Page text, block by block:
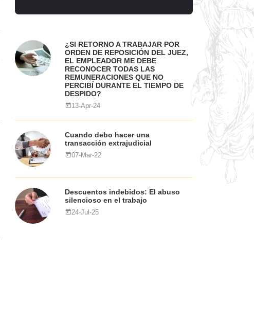
¿SI RETORNO A TRABAJAR POR
ORDEN DE REPOSICIÓN DEL JUEZ,
EL EMPLEADOR ME DEBE
RECONOCER TODAS LAS
REMUNERACIONES QUE NO
PERCIBÍ DURANTE EL TIEMPO DE
DESPIDO?
13-Apr-24
Cuando debo hacer una
transacción extrajudicial
07-Mar-22
Descuentos indebidos: El abuso
silencioso en el trabajo
24-Jul-25